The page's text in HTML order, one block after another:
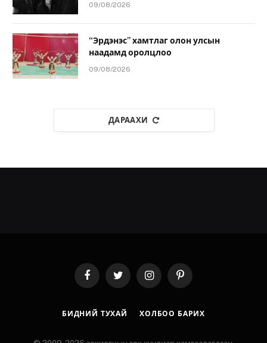
09/08/2026
“Эрдэнэс” хамтлаг олон улсын
наадамд оролцлоо
09/08/2026
ДАРААХИ
FacebookTwitter InstagramPinterest
БИДНИЙ ТУХАЙ ХОЛБОО БАРИХ